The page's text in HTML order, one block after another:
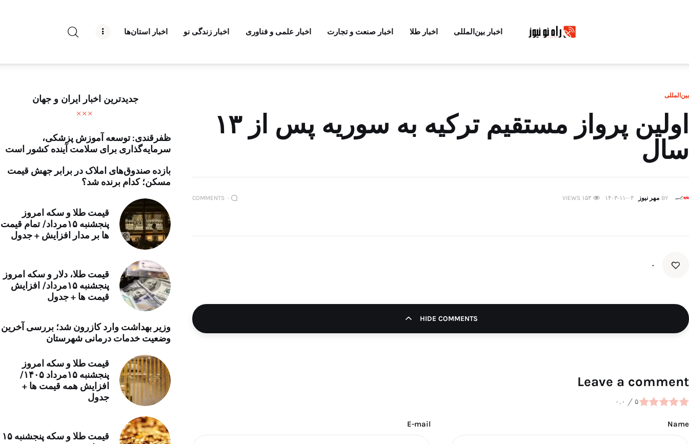
اخبار بین‌المللی اخبار طلا اخبار صنعت و تجارت اخبار علمی و فناوری اخبار زندگی نو اخبار استان‌ها
درباره راه‌ نو نیوز
تبلیغات راه نو نیوز
آوین دیلی
پایگاه خبری آبان
خرید موتور ایمپلنت
بین‌المللی
اولین پرواز مستقیم ترکیه به سوریه پس از ۱۳
سال
BY مهر نیوز ۱۴۰۳-۱۱-۰۴ ۱۵۳ VIEWS ۰ COMMENTS
۰
HIDE COMMENTS
Leave a comment
۰.۰ / ۵
Name
E-mail
جدیدترین اخبار ایران و جهان
ظفرقندی: توسعه آموزش پزشکی،
سرمایه‌گذاری برای سلامت آینده کشور است
بازده صندوق‌های املاک در برابر جهش قیمت
مسکن؛ کدام برنده شد؟
قیمت طلا و سکه امروز
پنجشنبه ۱۵مرداد/ تمام قیمت
ها بر مدار افزایش + جدول
قیمت طلا، دلار و سکه امروز
پنجشنبه ۱۵مرداد/ افزایش
قیمت ها + جدول
وزیر بهداشت وارد کازرون شد؛ بررسی آخرین
وضعیت خدمات درمانی شهرستان
قیمت طلا و سکه امروز
پنجشنبه ۱۵مرداد ۱۴۰۵/
افزایش همه قیمت ها +
جدول
قیمت طلا و سکه پنجشنبه ۱۵